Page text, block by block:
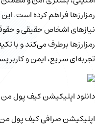
رمزارزها فراهم کرده است.
نیازهای اشخاص حقیقی و
رمزارزها برطرف می‌کند و با
تجربه‌ای سریع، ایمن و
دانلود اپلیکیشن کیف‌ پول من
اپلیکیشن صرافی کیف پول من